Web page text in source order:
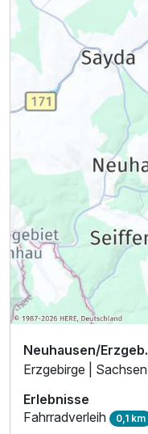
Neuhausen/Erzgeb.
Erzgebirge | Sachsen
Erlebnisse
Fahrradverleih 0,1 km